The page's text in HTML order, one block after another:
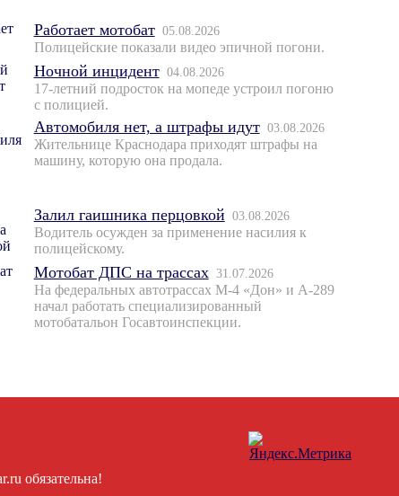
Работает мотобат 05.08.2026
Полицейские показали видео эпичной погони.
Ночной инцидент 04.08.2026
17-летний подросток на мопеде устроил погоню
с полицией.
Автомобиля нет, а штрафы идут 03.08.2026
Жительнице Краснодара приходят штрафы на
машину, которую она продала.
Залил гаишника перцовкой 03.08.2026
Водитель осужден за применение насилия к
полицейскому.
Мотобат ДПС на трассах 31.07.2026
На федеральных автотрассах М-4 «Дон» и А-289
начал работать специализированный
мотобатальон Госавтоинспекции.
обязательна!